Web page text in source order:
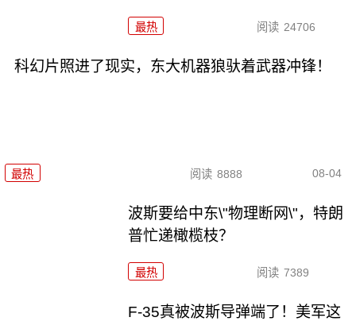
最热 阅读 24706
科幻片照进了现实，东大机器狼驮着武器冲锋！
最热 阅读 8888 08-04
波斯要给中东\"物理断网\"，特朗
普忙递橄榄枝？
最热 阅读 7389
F-35真被波斯导弹端了！美军这